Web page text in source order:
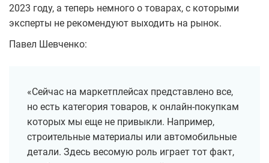
2023 году, а теперь немного о товарах, с которыми
эксперты не рекомендуют выходить на рынок.
Павел Шевченко:
«Сейчас на маркетплейсах представлено все,
но есть категория товаров, к онлайн-покупкам
которых мы еще не привыкли. Например,
строительные материалы или автомобильные
детали. Здесь весомую роль играет тот факт,